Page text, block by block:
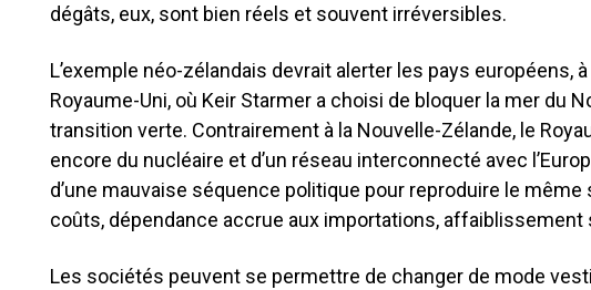
dégâts, eux, sont bien réels et souvent irréversibles.
L’exemple néo-zélandais devrait alerter les pays européens,
Royaume-Uni, où Keir Starmer a choisi de bloquer la mer du
transition verte. Contrairement à la Nouvelle-Zélande, le
encore du nucléaire et d’un réseau interconnecté avec
d’une mauvaise séquence politique pour reproduire le
coûts, dépendance accrue aux importations, affaiblissement
Les sociétés peuvent se permettre de changer de mode